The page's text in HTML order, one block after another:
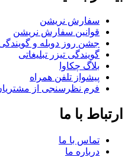
سفارش نریشن
قوانین سفارش نریشن
جشن روز دوبله و گویندگی
گویندگی تیزر تبلیغاتی
بلاگ چکاوا
پیشواز تلفن همراه
فرم نظرسنجی از مشتریان
با ما
تماس با ما
درباره ما